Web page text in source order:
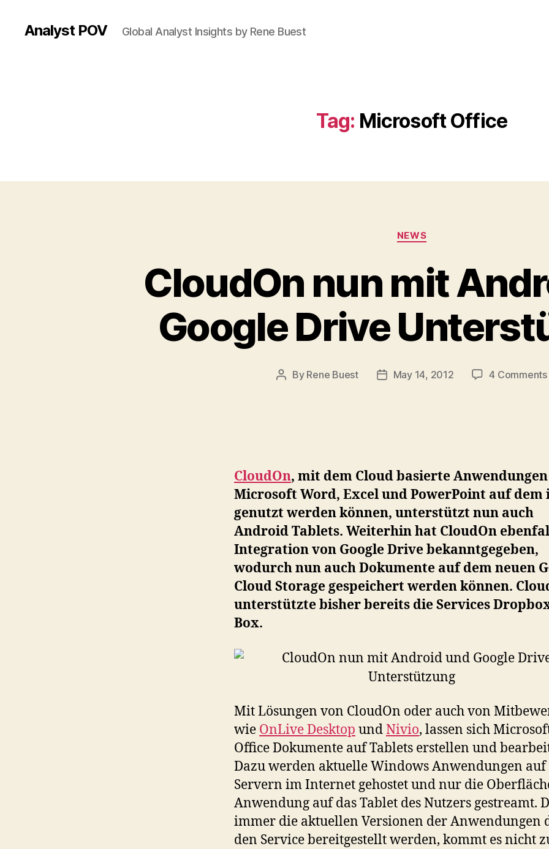
Analyst POV Global Analyst Insights by Rene Buest
Tag: Microsoft Office
Categories
NEWS
CloudOn nun mit
Google Drive
Post
By Rene Buest
PostMay 14, 2012 4 Comments
CloudOn, mit dem Cloud basierte
Microsoft Word, Excel und PowerPoint auf dem
genutzt werden können, unterstützt nun auch
Android Tablets. Weiterhin hat CloudOn
Integration von Google Drive bekanntgegeben,
wodurch nun auch Dokumente auf dem neuen
Cloud Storage gespeichert werden können.
unterstützte bisher bereits die Services
Box.
Mit Lösungen von CloudOn oder auch von
wie OnLive Desktop undNivio, lassen sich
Office Dokumente auf Tablets erstellen und
Dazu werden aktuelle Windows Anwendungen auf
Servern im Internet gehostet und nur die
Anwendung auf das Tablet des Nutzers gestreamt.
immer die aktuellen Versionen der Anwendungen
den Service bereitgestellt werden, kommt es nicht